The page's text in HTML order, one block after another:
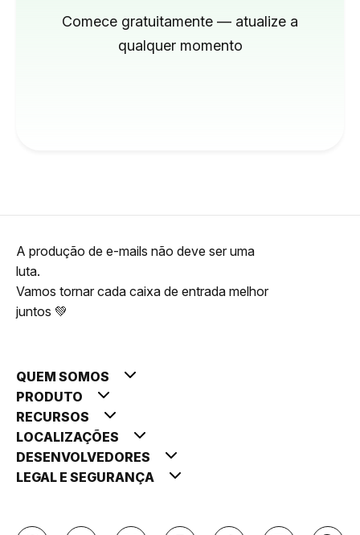
Comece gratuitamente — atualize a
qualquer momento
A produção de e-mails não deve ser uma
luta.
Vamos tornar cada caixa de entrada melhor
juntos 💚
QUEM SOMOS
PRODUTO
RECURSOS
LOCALIZAÇÕES
DESENVOLVEDORES
LEGAL E SEGURANÇA